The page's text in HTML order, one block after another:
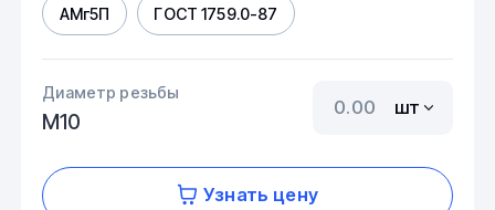
АМг5П ГОСТ 1759.0-87
Диаметр резьбы
М10
шт
Узнать цену